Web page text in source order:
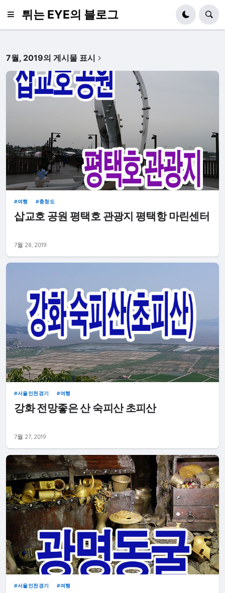
튀는 EYE의 블로그
7월, 2019의 게시물 표시
여행 충청도
삽교호 공원 평택호 관광지 평택항 마린센터
7월 28, 2019
서울인천경기 여행
강화 전망좋은 산 숙피산 초피산
7월 27, 2019
서울인천경기 여행